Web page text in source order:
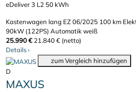
eDeliver 3 L2 50 kWh
Kastenwagen lang EZ 06/2025 100 km
90kW (122PS) Automatikweiß
25.990 € 21.840 € (netto)
Details›
zum Vergleich hinzufügen
D
MAXUS